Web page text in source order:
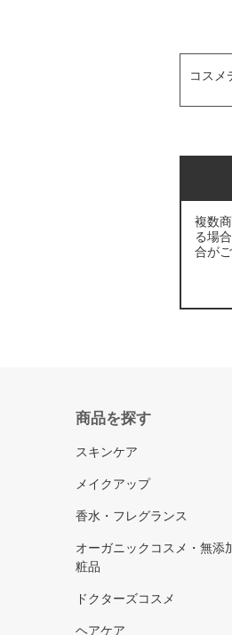
コスメ
複数
る場
合が
商品を探す
スキンケア
メイクアップ
香水・フレグランス
オーガニックコスメ・無添
粧品
ドクターズコスメ
ヘアケア